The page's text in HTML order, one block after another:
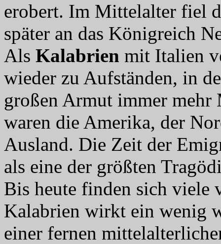
erobert. Im Mittelalter fiel
später an das Königreich
Als Kalabrien mit Italien
wieder zu Aufständen, in
großen Armut immer mehr
waren die Amerika, der
Ausland. Die Zeit der
als eine der größten
Bis heute finden sich viele
Kalabrien wirkt ein wenig
einer fernen